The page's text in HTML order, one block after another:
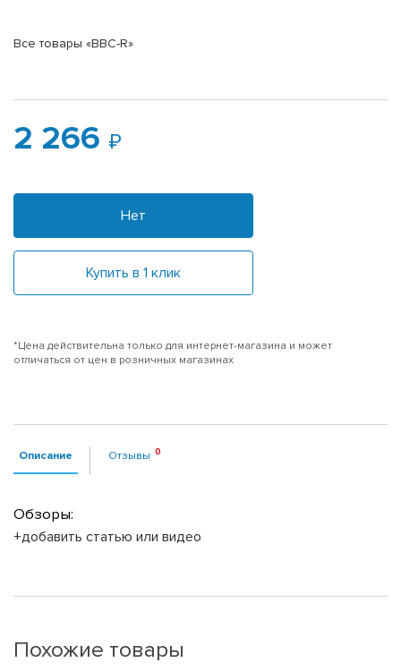
Все товары «BBC-R»
2 266
Нет
Купить в 1 клик
*Цена действительна только для интернет-магазина и может
отличаться от цен в розничных магазинах
Описание Отзывы
Обзоры:
+добавить статью или видео
Похожие товары